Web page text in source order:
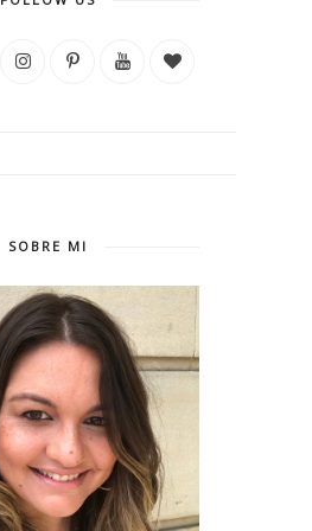
SOBRE MI